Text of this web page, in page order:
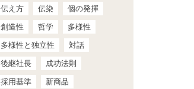
伝え方
伝染
個の発揮
創造性
哲学
多様性
多様性と独立性
対話
後継社長
成功法則
採用基準
新商品